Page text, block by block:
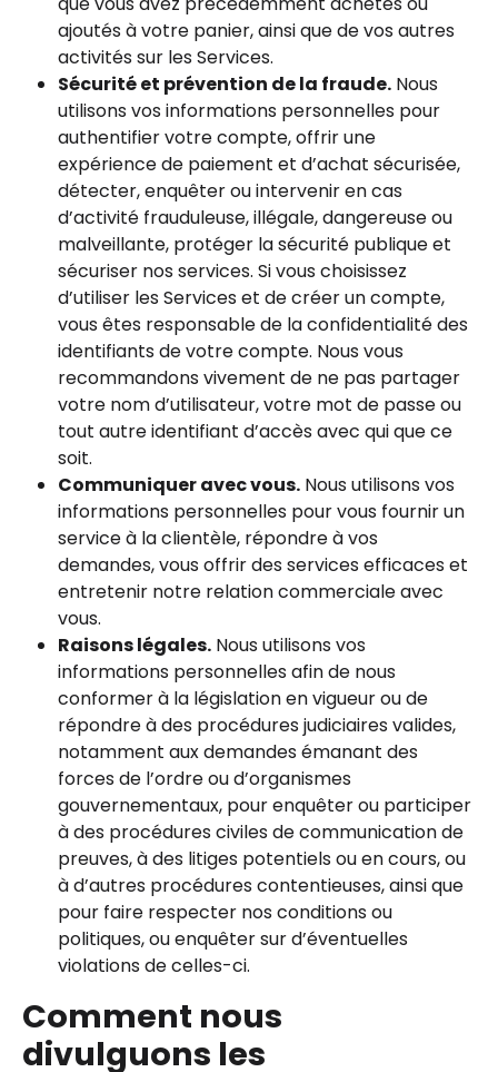
ajoutés à votre panier, ainsi que de vos autres
activités sur les Services.
Sécurité et prévention de la fraude. Nous
utilisons vos informations personnelles pour
authentifier votre compte, offrir une
expérience de paiement et d’achat sécurisée,
détecter, enquêter ou intervenir en cas
d’activité frauduleuse, illégale, dangereuse ou
malveillante, protéger la sécurité publique et
sécuriser nos services. Si vous choisissez
d’utiliser les Services et de créer un compte,
vous êtes responsable de la confidentialité des
identifiants de votre compte. Nous vous
recommandons vivement de ne pas partager
votre nom d’utilisateur, votre mot de passe ou
tout autre identifiant d’accès avec qui que ce
soit.
Communiquer avec vous. Nous utilisons vos
informations personnelles pour vous fournir un
service à la clientèle, répondre à vos
demandes, vous offrir des services efficaces et
entretenir notre relation commerciale avec
vous.
Raisons légales. Nous utilisons vos
informations personnelles afin de nous
conformer à la législation en vigueur ou de
répondre à des procédures judiciaires valides,
notamment aux demandes émanant des
forces de l’ordre ou d’organismes
gouvernementaux, pour enquêter ou participer
à des procédures civiles de communication de
preuves, à des litiges potentiels ou en cours, ou
à d’autres procédures contentieuses, ainsi que
pour faire respecter nos conditions ou
politiques, ou enquêter sur d’éventuelles
violations de celles-ci.
Comment nous
divulguons les